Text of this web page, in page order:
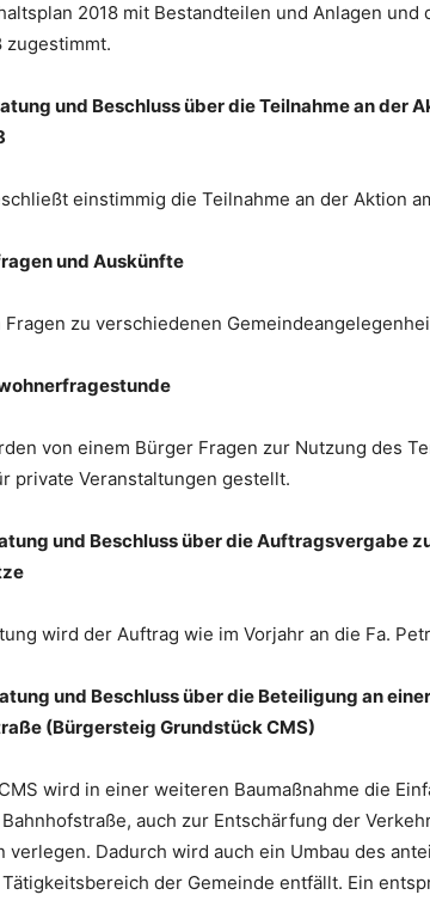
2018 mit Bestandteilen und Anlagen
zugestimmt.
und Beschluss über die Teilnahme an der
einstimmig die Teilnahme an der Aktion
und Auskünfte
Fragen zu verschiedenen
von einem Bürger Fragen zur Nutzung des
private Veranstaltungen gestellt.
und Beschluss über die Auftragsvergabe
wird der Auftrag wie im Vorjahr an die Fa.
und Beschluss über die Beteiligung an
(Bürgersteig Grundstück CMS)
wird in einer weiteren Baumaßnahme die
auch zur Entschärfung der
verlegen. Dadurch wird auch ein Umbau des
der Gemeinde entfällt. Ein